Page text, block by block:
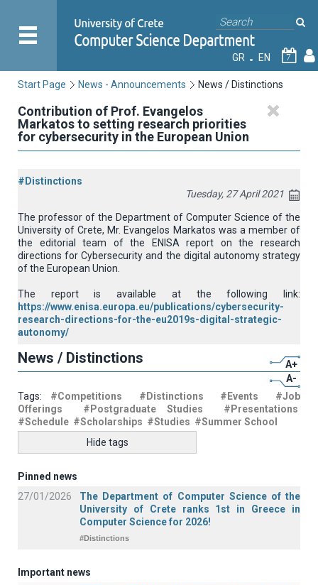
GR EN 7
Start Page News - Announcements News / Distinctions
Contribution of Prof. Evangelos
Markatos to setting research priorities
for cybersecurity in the European Union
#Distinctions
Tuesday, 27 April 2021
The professor of the Department of Computer Science of the
University of Crete, Mr. Evangelos Markatos was a member of
the editorial team of the ENISA report on the research
directions for Cybersecurity and the digital autonomy strategy
of the European Union.
The report is available at the following link:
https://www.enisa.europa.eu/publications/cybersecurity-
research-directions-for-the-eu2019s-digital-strategic-
autonomy/
News / Distinctions
A+
A-
Tags: #Competitions #Distinctions #Events
#Job
Offerings
#Postgraduate Studies
#Presentations
#Schedule #Scholarships #Studies #Summer School
Hide tags
Pinned news
27/01/2026
The Department of Computer Science of the
University of Crete ranks 1st in Greece in
Computer Science for 2026!
#Distinctions
Important news